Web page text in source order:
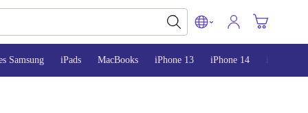
Samsung iPads MacBooks iPhone 13 iPhone 14 iPhone 15